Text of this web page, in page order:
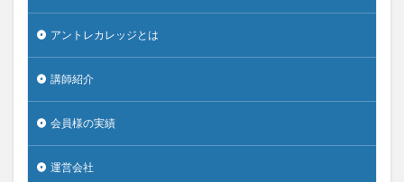
アントレカレッジとは
講師紹介
会員様の実績
運営会社